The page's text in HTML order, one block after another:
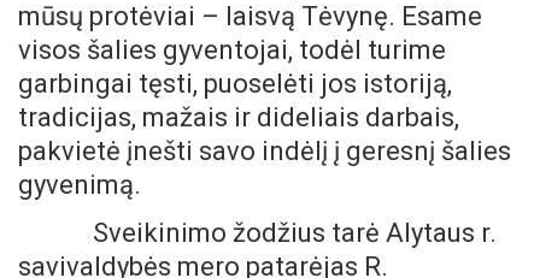
mūsų protėviai – laisvą Tėvynę. Esame
visos šalies gyventojai, todėl turime
garbingai tęsti, puoselėti jos istoriją,
tradicijas, mažais ir dideliais darbais,
pakvietė įnešti savo indėlį į geresnį šalies
gyvenimą.
Sveikinimo žodžius tarė Alytaus r.
savivaldybės mero patarėjas R.